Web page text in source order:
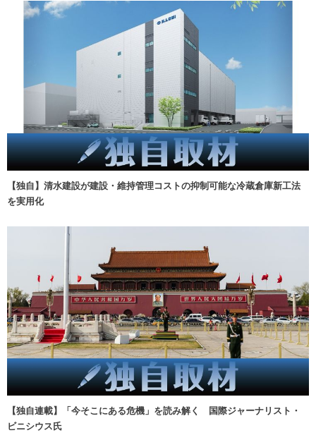
【独自】清水建設が建設・維持管理コストの抑制可能な冷蔵倉庫新工法
を実用化
【独自連載】「今そこにある危機」を読み解く 国際ジャーナリスト・
ビニシウス氏